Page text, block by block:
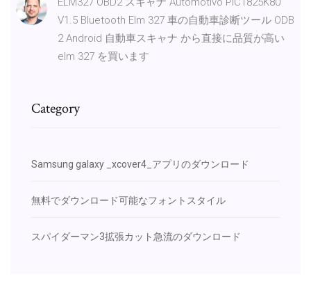
V1.5 Bluetooth Elm 327 車の自動車診断ツール ODB
2 Android 自動車スキャナ から直接に品質が高い
elm 327 を買います
Category
Samsung galaxy _xcover4_アプリのダウンロード
無料でダウンロード可能なフォントスタイル
スパイダーマン3拡張カット急流のダウンロード